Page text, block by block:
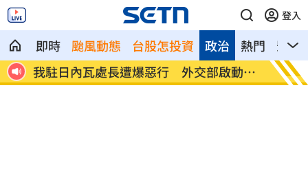
登入
即時 颱風動態 台股怎投資 熱門 影音
政治
外交部啟動調
首次影像被打臉 伊朗新最高領袖